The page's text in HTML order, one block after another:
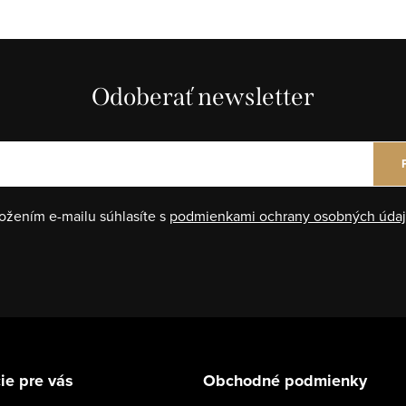
Odoberať newsletter
e-mailu súhlasíte s podmienkami ochrany osobných
pre vás Obchodné podmienky